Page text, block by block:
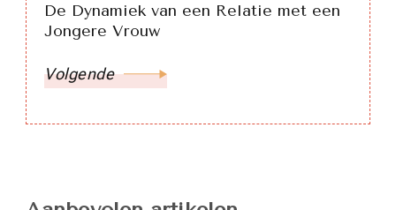
De Dynamiek van een Relatie met een
Jongere Vrouw
Volgende